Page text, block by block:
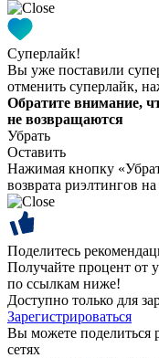
Суперлайк!
Вы уже поставили
отменить суперлайк,
Обратите внимание,
не возвращаются
Убрать
Оставить
Нажимая кнопку
возврата риэлтингов
Поделитесь
Получайте процент от
по ссылкам ниже!
Доступно только для
Зарегистрироваться
Вы можете поделиться
сетях